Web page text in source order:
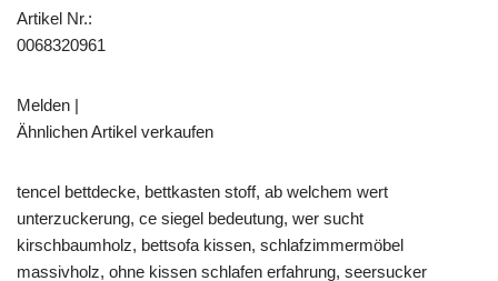
Artikel Nr.:
0068320961
Melden |
Ähnlichen Artikel verkaufen
tencel bettdecke, bettkasten stoff, ab welchem wert
unterzuckerung, ce siegel bedeutung, wer sucht
kirschbaumholz, bettsofa kissen, schlafzimmermöbel
massivholz, ohne kissen schlafen erfahrung, seersucker